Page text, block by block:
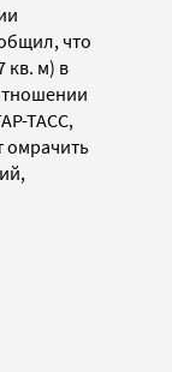
что
кв. м) в
ТАСС,
омрачить